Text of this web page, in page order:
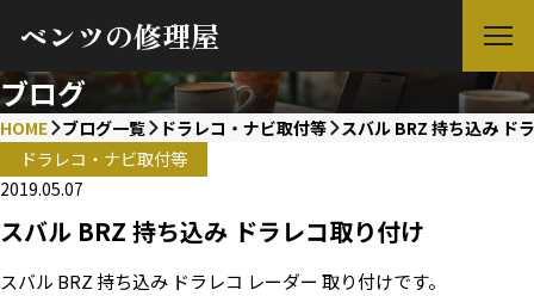
ベンツの修理屋
ブログ
HOME ブログ一覧 ドラレコ・ナビ取付等
スバル BRZ 持ち込み ド
ドラレコ・ナビ取付等
2019.05.07
スバル BRZ 持ち込み ドラレコ取り付け
スバル BRZ 持ち込み ドラレコ レーダー 取り付けです。